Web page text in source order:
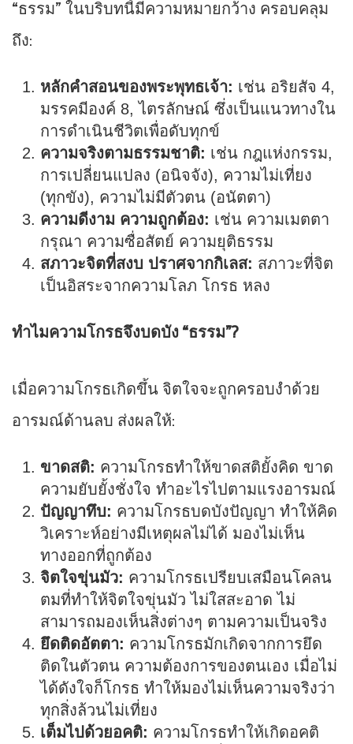
“ธรรม” ในบริบทนี้มีความหมายกว้าง ครอบคลุม
ถึง:
หลักคำสอนของพระพุทธเจ้า: เช่น อริยสัจ 4,
มรรคมีองค์ 8, ไตรลักษณ์ ซึ่งเป็นแนวทางใน
การดำเนินชีวิตเพื่อดับทุกข์
ความจริงตามธรรมชาติ: เช่น กฎแห่งกรรม,
การเปลี่ยนแปลง (อนิจจัง), ความไม่เที่ยง
(ทุกขัง), ความไม่มีตัวตน (อนัตตา)
ความดีงาม ความถูกต้อง: เช่น ความเมตตา
กรุณา ความซื่อสัตย์ ความยุติธรรม
สภาวะจิตที่สงบ ปราศจากกิเลส: สภาวะที่จิต
เป็นอิสระจากความโลภ โกรธ หลง
ทำไมความโกรธจึงบดบัง “ธรรม”?
เมื่อความโกรธเกิดขึ้น จิตใจจะถูกครอบงำด้วย
อารมณ์ด้านลบ ส่งผลให้:
ขาดสติ: ความโกรธทำให้ขาดสติยั้งคิด ขาด
ความยับยั้งชั่งใจ ทำอะไรไปตามแรงอารมณ์
ปัญญาทึบ: ความโกรธบดบังปัญญา ทำให้คิด
วิเคราะห์อย่างมีเหตุผลไม่ได้ มองไม่เห็น
ทางออกที่ถูกต้อง
จิตใจขุ่นมัว: ความโกรธเปรียบเสมือนโคลน
ตมที่ทำให้จิตใจขุ่นมัว ไม่ใสสะอาด ไม่
สามารถมองเห็นสิ่งต่างๆ ตามความเป็นจริง
ยึดติดอัตตา: ความโกรธมักเกิดจากการยึด
ติดในตัวตน ความต้องการของตนเอง เมื่อไม่
ได้ดังใจก็โกรธ ทำให้มองไม่เห็นความจริงว่า
ทุกสิ่งล้วนไม่เที่ยง
เต็มไปด้วยอคติ: ความโกรธทำให้เกิดอคติ